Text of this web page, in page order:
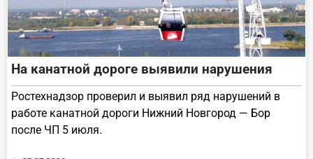
На канатной дороге выявили нарушения
Ростехнадзор проверил и выявил ряд нарушений в
работе канатной дороги Нижний Новгород — Бор
после ЧП 5 июля.